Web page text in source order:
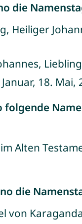
die
Heiliger
18. Mai,
folgende
Alten
die
von